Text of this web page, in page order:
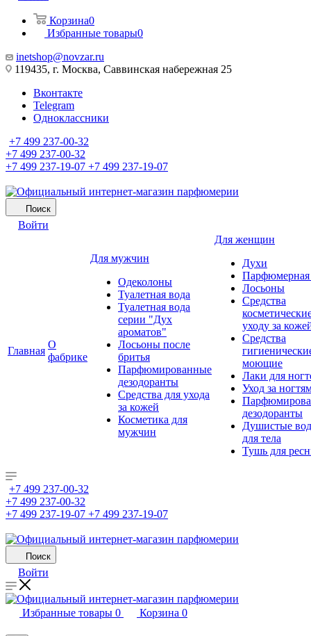
Корзина0
Избранные товары0
inetshop@novzar.ru
119435, г. Москва, Саввинская набережная 25
Вконтакте
Telegram
Одноклассники
+7 499 237-00-32
+7 499 237-00-32
+7 499 237-19-07 +7 499 237-19-07
Поиск
Войти
Главная
О
фабрике
Для мужчин
Одеколоны
Туалетная вода
Туалетная вода
серии "Дух
ароматов"
Лосьоны после
бритья
Парфюмированные
дезодоранты
Средства для ухода
за кожей
Косметика для
мужчин
Для женщин
Духи
Парфюмерная
Лосьоны
Средства
уходу за
Средства
моющие
Лаки для
Уход за
дезодоранты
Душистые
для тела
Тушь для
+7 499 237-00-32
+7 499 237-00-32
+7 499 237-19-07 +7 499 237-19-07
Поиск
Войти
Избранные товары 0 Корзина 0